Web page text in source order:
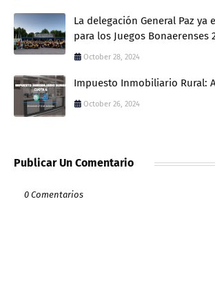
La delegación General Paz ya
para los Juegos Bonaerenses
October 28, 2024
Impuesto Inmobiliario Rural:
October 26, 2024
Publicar Un Comentario
0 Comentarios